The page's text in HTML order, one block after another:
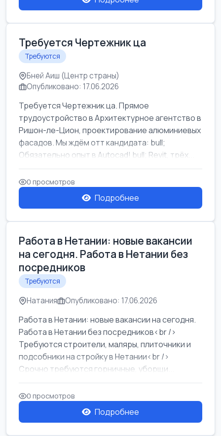
Требуется Чертежник ца
Требуются
Бней Аиш (Центр страны)
Опубликовано: 17.06.2026
Требуется Чертежник ца. Прямое
трудоустройство в Архитектурное агентство в
Ришон-ле-Цион, проектирование алюминиевых
фасадов. Мы ждём отт кандидата: bull;
Обязательно опыт в Autocad! bull; Revit, трёх...
0 просмотров
Подробнее
Работа в Нетании: новые вакансии
на сегодня. Работа в Нетании без
посредников
Требуются
Натания Опубликовано: 17.06.2026
Работа в Нетании: новые вакансии на сегодня.
Работа в Нетании без посредников<br />
Требуются строители, маляры, плиточники и
подсобники на стройку в Нетании<br />
Срочно требуются горничные, уборщи...
0 просмотров
Подробнее